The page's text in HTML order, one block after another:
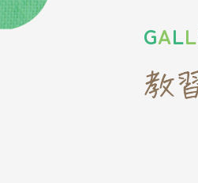
GALL